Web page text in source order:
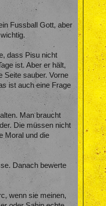
Fussball Gott, aber
dass Pisu nicht
ist. Aber er hält,
Seite sauber. Vorne
ist auch eine Frage
Man braucht
Die müssen nicht
Moral und die
Danach bewerte
wenn sie meinen,